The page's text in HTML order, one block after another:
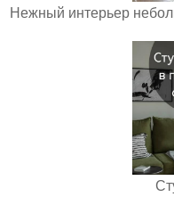
Нежный интерьер